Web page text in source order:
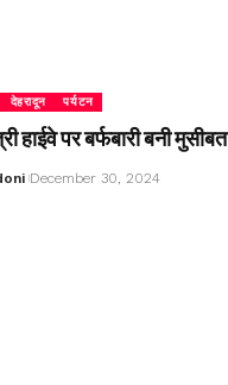
देहरादून पर्यटन
हाईवे पर बर्फबारी बनी मुसीबत
December 30, 2024